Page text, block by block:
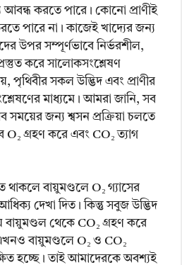
আবন্ধ করতে পারে। কোনো প্রাণীই
পারে না। কাজেই খাদ্যের জন্য
উপর সম্পূর্ণভাবে নির্ভরশীল,
করে সালোকসংশ্লেষণ
পৃথিবীর সকল উদ্ভিদ এবং প্রাণীর
মাধ্যমে। আমরা জানি, সব
সময়ের জন্য শ্বসন প্রক্রিয়া চলতে
O₂ গ্রহণ করে এবং CO₂ ত্যাগ
থাকলে বায়ুমণ্ডলে O₂ গ্যাসের
দেখা দিত। কিন্তু সবুজ উদ্ভিদ
বায়ুমণ্ডল থেকে CO₂ গ্রহণ করে
বায়ুমণ্ডলে O₂ ও CO₂
হচ্ছে। তাই আমাদেরকে অবশ্যই